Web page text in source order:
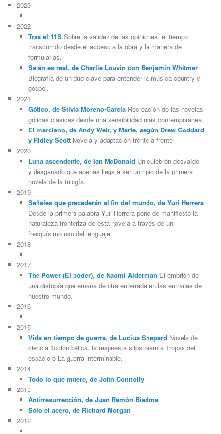
2023
2022
Tras el 11SSobre la validez de las opiniones, el tiempo
transcurrido desde el acceso a la obra y la manera de
formularlas.
Satán es real, de Charlie Louvin con Benjamin Whitmer
Biografía de un dúo clave para entender la música country y
gospel.
2021
Gótico, de Silvia Moreno-GarcíaRecreación de las novelas
góticas clásicas desde una sensibilidad más contemporánea.
El marciano, de Andy Weir, y Marte, según Drew Goddard
y Ridley ScottNovela y adaptación frente a frente
2020
Luna ascendente, de Ian McDonald Un culebrón desvaído
y desganado que apenas llega a ser un ripio de la primera
novela de la trilogía.
2019
Señales que precederán al fin del mundo, de Yuri Herrera
Desde la primera palabra Yuri Herrera pone de manifiesto la
naturaleza fronteriza de esta novela a través de un
fresquísimo uso del lenguaje.
2018
2017
The Power (El poder), de Naomi Alderman El embrión de
una distopía que emana de otra enterrada en las entrañas de
nuestro mundo.
2016
2015
Vida en tiempo de guerra, de Lucius Shepard Novela de
ciencia ficción bélica, la respuesta slipstream a Tropas del
espacio o La guerra interminable.
2014
Todo lo que muere, de John Connolly
2013
Antirresurrección, de Juan Ramón Biedma
Sólo el acero, de Richard Morgan
2012